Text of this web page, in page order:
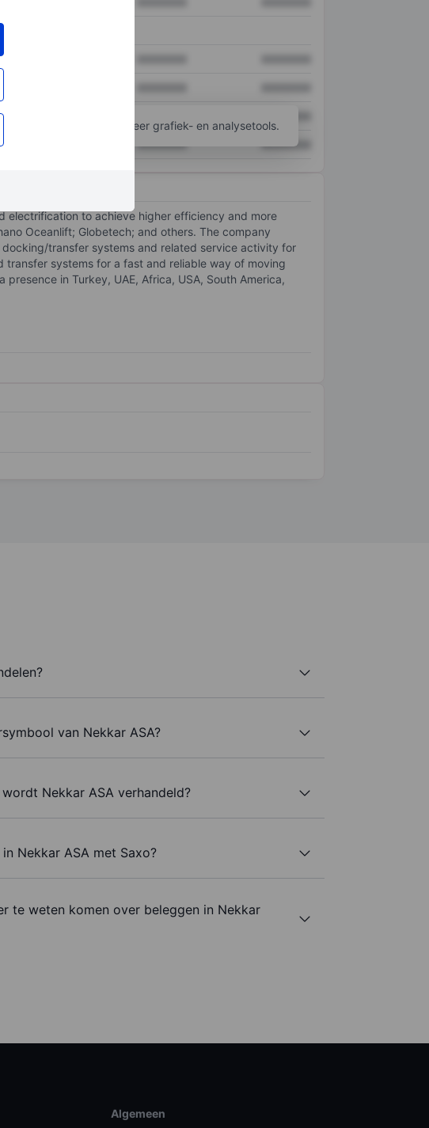
XXXXXXX XXXXXXX
toegang te krijgen tot meer grafiek- en analysetools.
electrification to achieve higher efficiency and more
Oceanlift; Globetech; and others. The company
transfer systems and related service activity for
systems for a fast and reliable way of moving
in Turkey, UAE, Africa, USA, South America,
van Nekkar ASA?
Nekkar ASA verhandeld?
Nekkar ASA met Saxo?
te weten komen over beleggen in Nekkar
Algemeen